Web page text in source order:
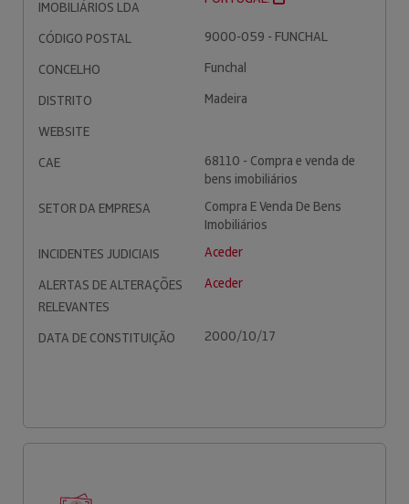
IMOBILIÁRIOS LDA
CÓDIGO POSTAL
9000-059 - FUNCHAL
CONCELHO
Funchal
DISTRITO
Madeira
WEBSITE
CAE
68110 - Compra e venda de
bens imobiliários
SETOR DA EMPRESA
Compra E Venda De Bens
Imobiliários
INCIDENTES JUDICIAIS
Aceder
ALERTAS DE ALTERAÇÕES
RELEVANTES
Aceder
DATA DE CONSTITUIÇÃO 2000/10/17